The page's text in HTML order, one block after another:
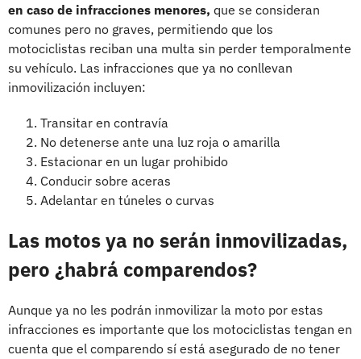
en caso de infracciones menores, que se consideran
comunes pero no graves, permitiendo que los
motociclistas reciban una multa sin perder temporalmente
su vehículo. Las infracciones que ya no conllevan
inmovilización incluyen:
Transitar en contravía
No detenerse ante una luz roja o amarilla
Estacionar en un lugar prohibido
Conducir sobre aceras
Adelantar en túneles o curvas
Las motos ya no serán inmovilizadas,
pero ¿habrá comparendos?
Aunque ya no les podrán inmovilizar la moto por estas
infracciones es importante que los motociclistas tengan en
cuenta que el comparendo sí está asegurado de no tener